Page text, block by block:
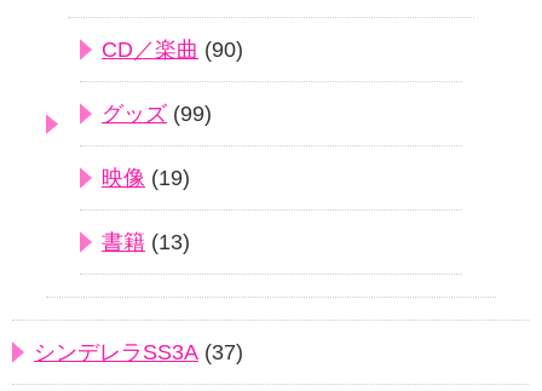
CD／楽曲 (90)
グッズ (99)
映像 (19)
書籍 (13)
シンデレラSS3A (37)